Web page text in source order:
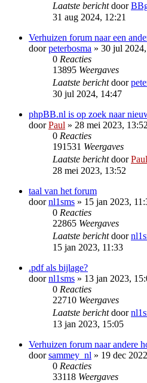
Laatste berichtdoor
31 aug 2024, 12:21
Verhuizen forum naar een
doorpeterbosma » 30 jul
0 Reacties
13895 Weergaves
Laatste berichtdoor
30 jul 2024, 14:47
phpBB.nl is op zoek naar
doorPaul » 28 mei 2023,
0 Reacties
191531 Weergaves
Laatste berichtdoorPaul
28 mei 2023, 13:52
taal van het forum
doornl1sms » 15 jan 2023,
0 Reacties
22865 Weergaves
Laatste berichtdoor
15 jan 2023, 11:33
.pdf als bijlage?
doornl1sms » 13 jan 2023,
0 Reacties
22710 Weergaves
Laatste berichtdoor
13 jan 2023, 15:05
Verhuizen forum naar andere
doorsammey_nl » 19 dec
0 Reacties
33118 Weergaves